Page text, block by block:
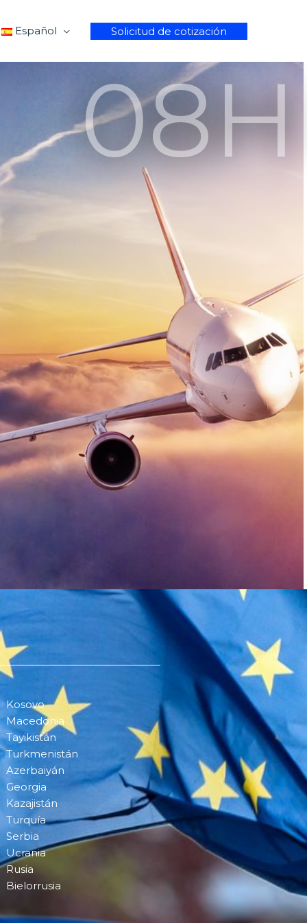
Español Solicitud de cotización
08H
Kosovo
Macedonia
Tayikistán
Turkmenistán
Azerbaiyán
Georgia
Kazajistán
Turquía
Serbia
Ucrania
Rusia
Bielorrusia